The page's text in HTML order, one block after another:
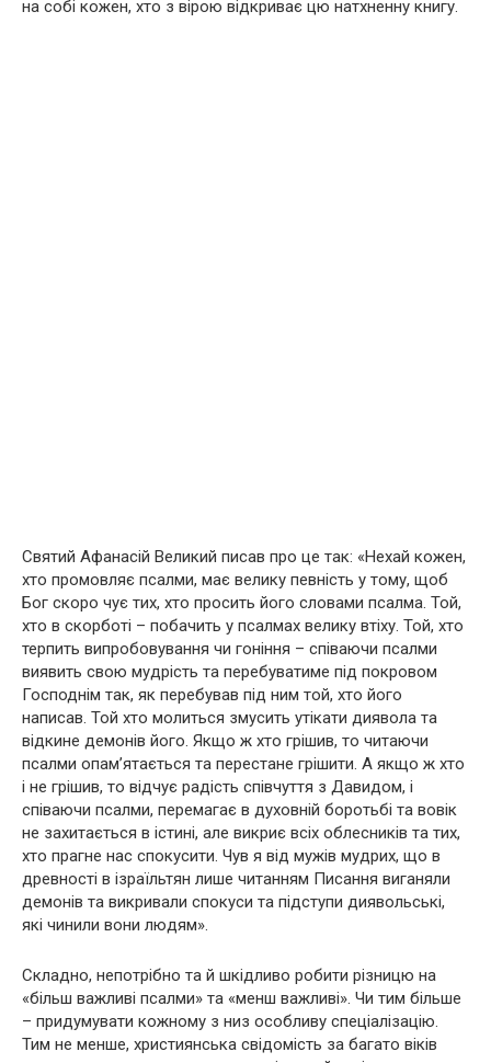
на собі кожен, хто з вірою відкриває цю натхненну книгу.
Святий Афанасій Великий писав про це так: «Нехай кожен,
хто промовляє псалми, має велику певність у тому, щоб
Бог скоро чує тих, хто просить його словами псалма. Той,
хто в скорботі – побачить у псалмах велику втіху. Той, хто
терпить випробовування чи гоніння – співаючи псалми
виявить свою мудрість та перебуватиме під покровом
Господнім так, як перебував під ним той, хто його
написав. Той хто молиться змусить утікати диявола та
відкине демонів його. Якщо ж хто грішив, то читаючи
псалми опам’ятається та перестане грішити. А якщо ж хто
і не грішив, то відчує радість співчуття з Давидом, і
співаючи псалми, перемагає в духовній боротьбі та вовік
не захитається в істині, але викриє всіх облесників та тих,
хто прагне нас спокусити. Чув я від мужів мудрих, що в
древності в ізраїльтян лише читанням Писання виганяли
демонів та викривали спокуси та підступи диявольські,
які чинили вони людям».
Складно, непотрібно та й шкідливо робити різницю на
«більш важливі псалми» та «менш важливі». Чи тим більше
– придумувати кожному з низ особливу спеціалізацію.
Тим не менше, християнська свідомість за багато віків